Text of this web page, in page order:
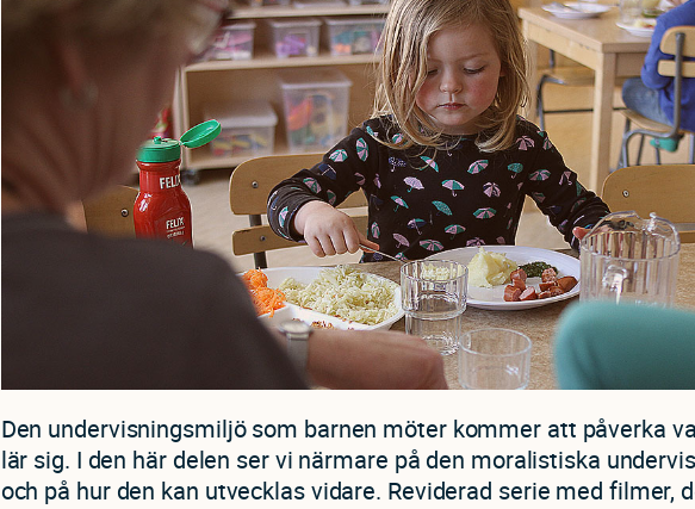
Den undervisningsmiljö som barnen möter kommer att påverka
lär sig. I den här delen ser vi närmare på den moralistiska
och på hur den kan utvecklas vidare. Reviderad serie med filmer,